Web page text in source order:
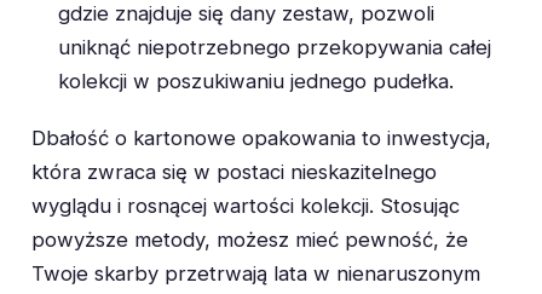
gdzie znajduje się dany zestaw, pozwoli
uniknąć niepotrzebnego przekopywania całej
kolekcji w poszukiwaniu jednego pudełka.
Dbałość o kartonowe opakowania to inwestycja,
która zwraca się w postaci nieskazitelnego
wyglądu i rosnącej wartości kolekcji. Stosując
powyższe metody, możesz mieć pewność, że
Twoje skarby przetrwają lata w nienaruszonym